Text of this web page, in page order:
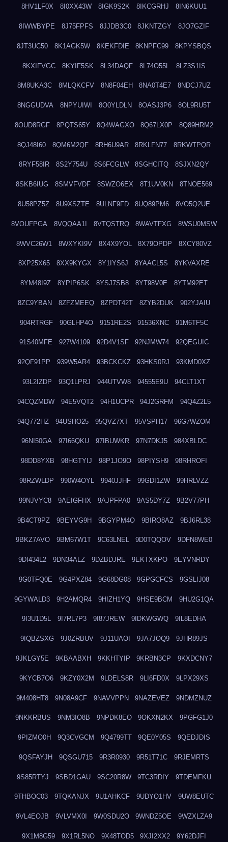
8HV1LF0X 8I0XX43W 8IGK9S2K 8IKCGRHJ 8IN6KUU1
8IWWBYPE 8J75FPFS 8JJDB3C0 8JKNTZGY 8JO7GZIF
8JT3UC50 8K1AGK5W 8KEKFDIE 8KNPFC99 8KPYSBQS
8KXIFVGC 8KYIF5SK 8L34DAQF 8L74O55L 8LZ3S1IS
8M8UKA3C 8MLQKCFV 8N8F04EH 8NA0T4E7 8NDCJ7UZ
8NGGUDVA 8NPYUIWI 8O0YLDLN 8OASJ3P6 8OL9RU5T
8OUD8RGF 8PQTS65Y 8Q4WAGXO 8Q67LX0P 8Q89HRM2
8QJ48I60 8QM6M2QF 8RH6U9AR 8RKLFN77 8RKWTPQR
8RYF58IR 8S2Y754U 8S6FCGLW 8SGHCITQ 8SJXN2QY
8SKB6IUG 8SMVFVDF 8SWZO6EX 8T1UV0KN 8TNOE569
8U58PZ5Z 8U9XSZTE 8ULNF9FD 8UQ89PM6 8VO5Q2UE
8VOUFPGA 8VQQAA1I 8VTQSTRQ 8WAVTFXG 8WSU0MSW
8WVC26W1 8WXYKI9V 8X4X9YOL 8X79OPDP 8XCY80VZ
8XP25X65 8XX9KYGX 8Y1IYS6J 8YAACL5S 8YKVAXRE
8YM48I9Z 8YPIP6SK 8YSJ7SB8 8YT98V0E 8YTM92ET
8ZC9YBAN 8ZFZMEEQ 8ZPDT42T 8ZYB2DUK 902YJAIU
904RTRGF 90GLHP4O 9151RE2S 91536XNC 91M6TF5C
91S40MFE 927W4109 92D4V1SF 92NJMW74 92QEGUIC
92QF91PP 939W5AR4 93BCKCKZ 93HKS0RJ 93KMD0XZ
93L2IZDP 93Q1LPRJ 944UTVW8 94555E9U 94CLT1XT
94CQZMDW 94E5VQT2 94H1UCPR 94J2GRFM 94Q4Z2L5
94Q772HZ 94USHO25 95QVZ7XT 95VSPH17 96G7WZOM
96NI50GA 97I66QKU 97IBUWKR 97N7DKJ5 984XBLDC
98DD8YXB 98HGTYIJ 98P1JO9O 98PIYSH9 98RHROFI
98RZWLDP 990W4OYL 9940JJHF 99GDI1ZW 99HRLVZZ
99NJVYC8 9AEIGFHX 9AJPFPA0 9AS5DY7Z 9B2V77PH
9B4CT9PZ 9BEYVG9H 9BGYPM4O 9BIRO8AZ 9BJ6RL38
9BKZ7AVO 9BM67W1T 9C63LNEL 9D0TQQOV 9DFN8WE0
9DI434L2 9DN34ALZ 9DZBDJRE 9EKTXKPO 9EYVNRDY
9G0TFQ0E 9G4PXZ84 9G68DG08 9GPGCFCS 9GSLIJ08
9GYWALD3 9H2AMQR4 9HIZH1YQ 9HSE9BCM 9HU2G1QA
9I3U1D5L 9I7RL7P3 9I87JREW 9IDKWGWQ 9IL8EDHA
9IQBZSXG 9J0ZRBUV 9J11UAOI 9JA7JOQ9 9JHR89JS
9JKLGY5E 9KBAABXH 9KKHTYIP 9KRBN3CP 9KXDCNY7
9KYCB7O6 9KZY0X2M 9LDELS8R 9LI6FD0X 9LPX29XS
9M408HT8 9N08A9CF 9NAVVPPN 9NAZEVEZ 9NDMZNUZ
9NKKRBUS 9NM3IO8B 9NPDK8EO 9OKXN2KX 9PGFG1J0
9PIZMO0H 9Q3CVGCM 9Q4799TT 9QE0Y05S 9QEDJDIS
9QSFAYJH 9QSGU715 9R3R0930 9R51T71C 9RJEMRTS
9S85RTYJ 9SBD1GAU 9SC20R8W 9TC3RDIY 9TDEMFKU
9THBOC03 9TQKANJX 9U1AHKCF 9UDYO1HV 9UW8EUTC
9VL4EOJB 9VLVMX0I 9W0SDU2O 9WNDZ5OE 9WZXLZA9
9X1M8G59 9X1RL5NO 9X48TOD5 9XJI2XX2 9Y62DJFI